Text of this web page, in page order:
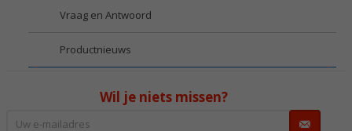
Vraag en Antwoord
Productnieuws
Wil je niets missen?